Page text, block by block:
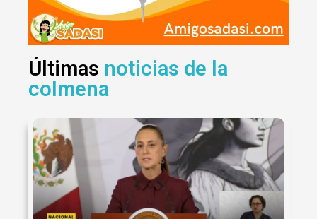
Últimas noticias de la
colmena